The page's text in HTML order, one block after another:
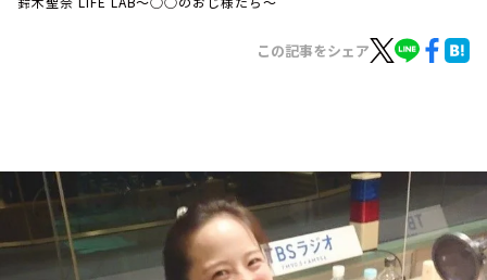
イベント・グッズ
YouTube
会社情報
この記事をシェア